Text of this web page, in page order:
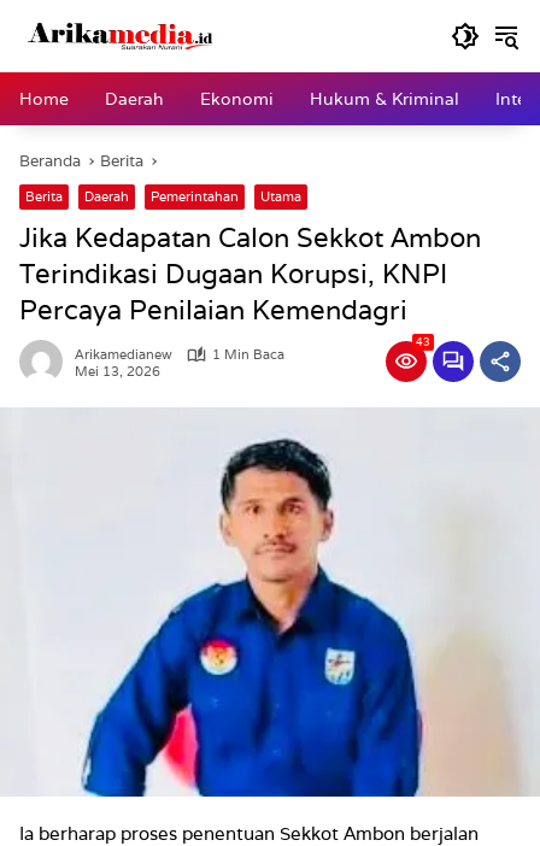
Home
Daerah Ekonomi Hukum & Kriminal
Beranda Berita
Berita Daerah Pemerintahan Utama
Jika Kedapatan Calon Sekkot Ambon
Terindikasi Dugaan Korupsi, KNPI
Percaya Penilaian Kemendagri
Arikamedianew
1 Min Baca
Mei 13, 2026
43
Ia berharap proses penentuan Sekkot Ambon berjalan